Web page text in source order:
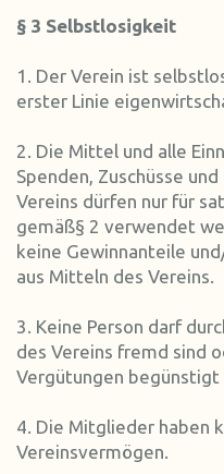
§ 3 Selbstlosigkeit
1. Der Verein ist
erster Linie
2. Die Mittel und alle
Spenden, Zuschüsse
Vereins dürfen nur für
gemäß§ 2 verwendet
keine Gewinnanteile
aus Mitteln des Vereins.
3. Keine Person darf
des Vereins fremd sind
Vergütungen begünstigt
4. Die Mitglieder haben
Vereinsvermögen.